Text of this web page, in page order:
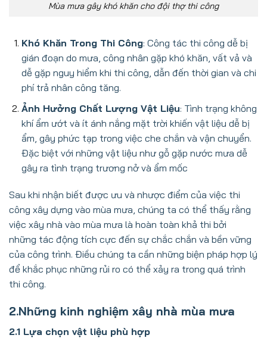
Mùa mưa gây khó khăn cho đội thợ thi công
Khó Khăn Trong Thi Công: Công tác thi công dễ bị
gián đoạn do mưa, công nhân gặp khó khăn, vất vả và
dễ gặp nguy hiểm khi thi công, dẫn đến thời gian và chi
phí trả nhân công tăng.
Ảnh Hưởng Chất Lượng Vật Liệu: Tình trạng không
khí ẩm ướt và ít ánh nắng mặt trời khiến vật liệu dễ bị
ẩm, gây phức tạp trong việc che chắn và vận chuyển.
Đặc biệt với những vật liệu như gỗ gặp nước mưa dễ
gây ra tình trạng trương nở và ẩm mốc
Sau khi nhận biết được ưu và nhược điểm của việc thi
công xây dựng vào mùa mưa, chúng ta có thể thấy rằng
việc xây nhà vào mùa mưa là hoàn toàn khả thi bởi
những tác động tích cực đến sự chắc chắn và bền vững
của công trình. Điều chúng ta cần những biện pháp hợp lý
để khắc phục những rủi ro có thể xảy ra trong quá trình
thi công.
2.Những kinh nghiệm xây nhà mùa mưa
2.1 Lựa chọn vật liệu phù hợp